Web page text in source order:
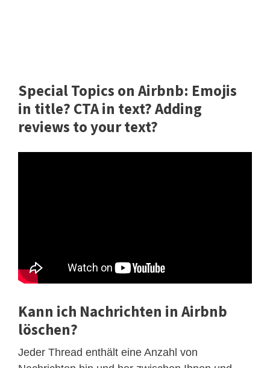
Special Topics on Airbnb: Emojis
in title? CTA in text? Adding
reviews to your text?
Kann ich Nachrichten in Airbnb
löschen?
Jeder Thread enthält eine Anzahl von